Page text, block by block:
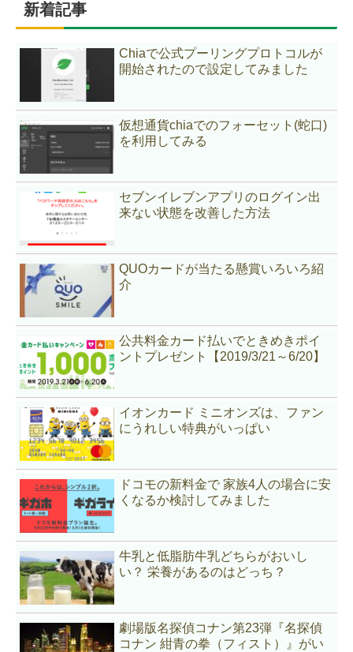
新着記事
Chiaで公式プーリングプロトコルが
開始されたので設定してみました
仮想通貨chiaでのフォーセット(蛇口)
を利用してみる
セブンイレブンアプリのログイン出
来ない状態を改善した方法
QUOカードが当たる懸賞いろいろ紹
介
公共料金カード払いでときめきポイ
ントプレゼント【2019/3/21～6/20】
イオンカード ミニオンズは、ファン
にうれしい特典がいっぱい
ドコモの新料金で 家族4人の場合に安
くなるか検討してみました
牛乳と低脂肪牛乳どちらがおいし
い？ 栄養があるのはどっち？
劇場版名探偵コナン第23弾『名探偵
コナン 紺青の拳（フィスト）』がい